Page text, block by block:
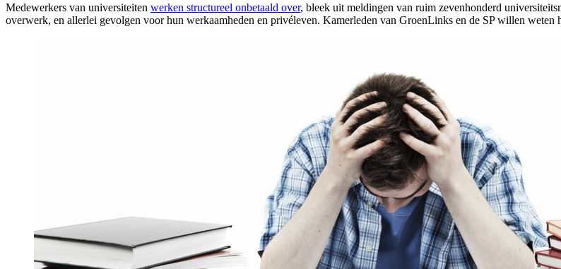
Medewerkers van universiteiten werken structureel onbetaald over, bleek uit meldingen van ruim zevenhonderd
overwerk, en allerlei gevolgen voor hun werkaamheden en privéleven. Kamerleden van GroenLinks en de SP willen weten